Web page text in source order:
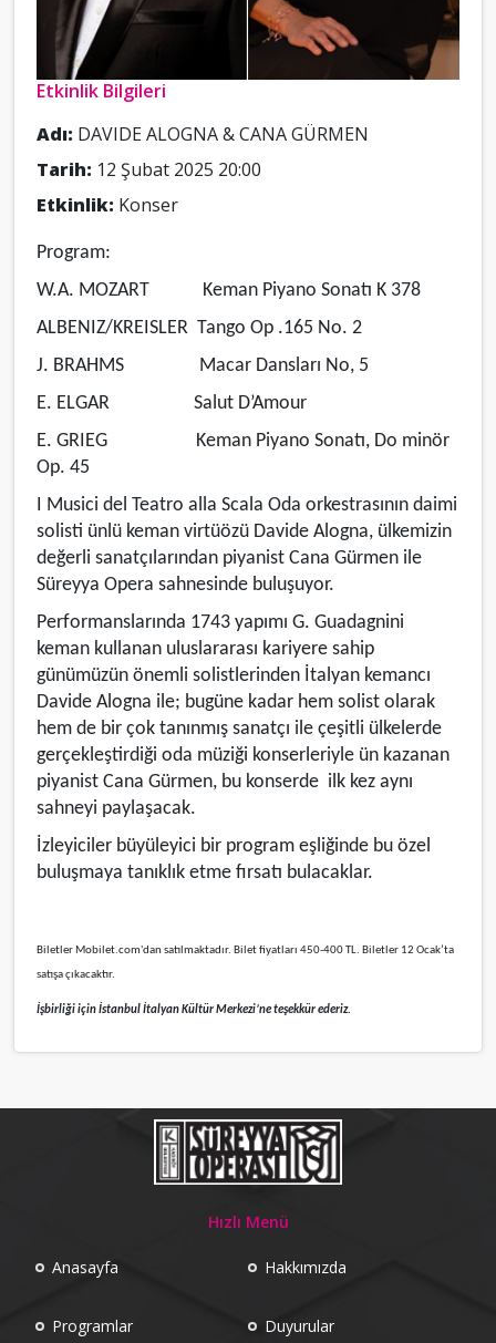
Etkinlik Bilgileri
Adı: DAVIDE ALOGNA & CANA GÜRMEN
Tarih: 12 Şubat 2025 20:00
Etkinlik: Konser
Program:
W.A. MOZART Keman Piyano Sonatı K 378
ALBENIZ/KREISLER Tango Op .165 No. 2
J. BRAHMS Macar Dansları No, 5
E. ELGAR Salut D’Amour
E. GRIEG Keman Piyano Sonatı, Do minör
Op. 45
I Musici del Teatro alla Scala Oda orkestrasının daimi
solisti ünlü keman virtüözü Davide Alogna, ülkemizin
değerli sanatçılarından piyanist Cana Gürmen ile
Süreyya Opera sahnesinde buluşuyor.
Performanslarında 1743 yapımı G. Guadagnini
keman kullanan uluslararası kariyere sahip
günümüzün önemli solistlerinden İtalyan kemancı
Davide Alogna ile; bugüne kadar hem solist olarak
hem de bir çok tanınmış sanatçı ile çeşitli ülkelerde
gerçekleştirdiği oda müziği konserleriyle ün kazanan
piyanist Cana Gürmen, bu konserde ilk kez aynı
sahneyi paylaşacak.
İzleyiciler büyüleyici bir program eşliğinde bu özel
buluşmaya tanıklık etme fırsatı bulacaklar.
Biletler Mobilet.com'dan satılmaktadır. Bilet fiyatları 450-400 TL. Biletler 12 Ocak’ta
satışa çıkacaktır.
İşbirliği için İstanbul İtalyan Kültür Merkezi’ne teşekkür ederiz.
Hızlı Menü
Anasayfa Hakkımızda
Programlar Duyurular